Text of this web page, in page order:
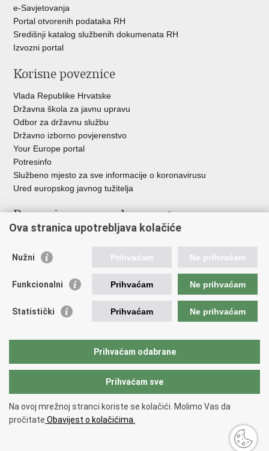
e-Savjetovanja
Portal otvorenih podataka RH
Središnji katalog službenih dokumenata RH
Izvozni portal
Korisne poveznice
Vlada Republike Hrvatske
Državna škola za javnu upravu
Odbor za državnu službu
Državno izborno povjerenstvo
Your Europe portal
Potresinfo
Službeno mjesto za sve informacije o koronavirusu
Ured europskog javnog tužitelja
Poveznice pravosudnog sustava
Državno odvjetništvo
Ured za suzbijanje korupcije i organiziranog kriminaliteta
Državnoodvjetničko vijeće
Hrvatska odvjetnička komora
Europski pravosudni portal
Copyright © 2026 Ministarstvo pravosuđa, uprave i digitalne
transformacije Republike Hrvatske.
pristupačnosti.
Ova stranica upotrebljava kolačiće
Nužni Prihvaćam Ne prihvaćam
Funkcionalni Prihvaćam Ne prihvaćam
Statistički Prihvaćam Ne prihvaćam
Prihvaćam odabrane
Prihvaćam sve
Na ovoj mrežnoj stranci koriste se kolačići. Molimo Vas da
pročitate Obavijest o kolačićima.